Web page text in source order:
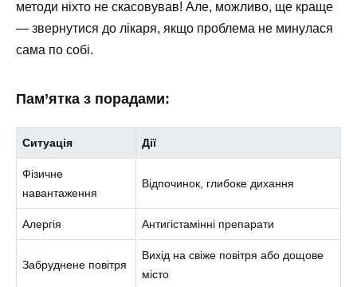
методи ніхто не скасовував! Але, можливо, ще краще
— звернутися до лікаря, якщо проблема не минулася
сама по собі.
Пам’ятка з порадами:
Ситуація Дії
Фізичне
навантаження
Відпочинок, глибоке дихання
Алергія Антигістамінні препарати
Забруднене повітря
Вихід на свіже повітря або дощове
місто